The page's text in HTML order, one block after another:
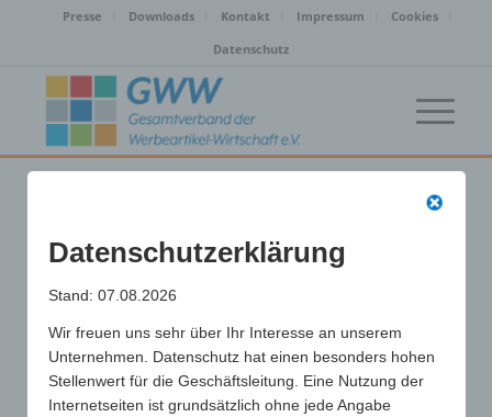
Presse Downloads Kontakt Impressum
Cookies
Datenschutz
Sobiech Werbepräsente
Johannes Sobiech |
Bielefeld (33619)
/
Datenschutzerklärung
Stand: 07.08.2026
Wir freuen uns sehr über Ihr Interesse an unserem
Unternehmen. Datenschutz hat einen besonders hohen
Stellenwert für die Geschäftsleitung. Eine Nutzung der
Internetseiten ist grundsätzlich ohne jede Angabe